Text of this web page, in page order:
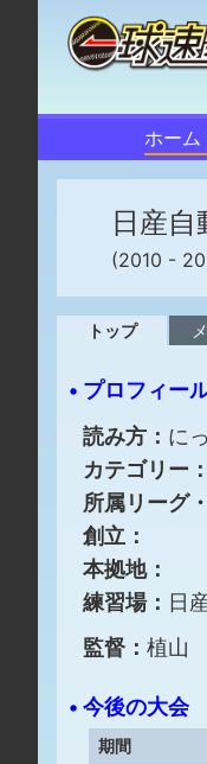
ホーム
日産自
(2010 -
トップ
• プロフィー
読み方： に
カテゴリー：
所属リーグ
創立：
本拠地：
練習場： 日
監督： 植山
• 今後の大会
期間